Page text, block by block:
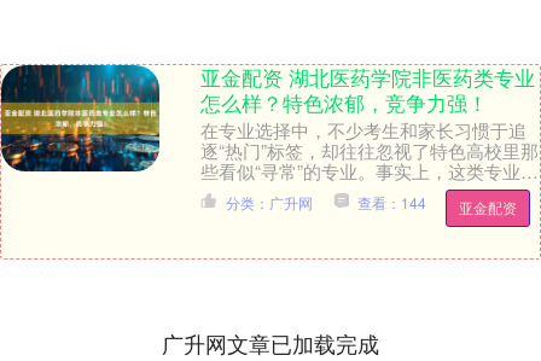
亚金配资 湖北医药学院非医药类专业
怎么样？特色浓郁，竞争力强！
在专业选择中，不少考生和家长习惯于追
逐“热门”标签，却往往忽视了特色高校里那
些看似“寻常”的专业。事实上，这类专业依
托学校优势学科积淀，能形成普通院校同
类专业难....
亚金配资
分类：广升网 查看：144
广升网文章已加载完成